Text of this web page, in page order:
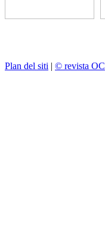
Plan del siti | © revista OC